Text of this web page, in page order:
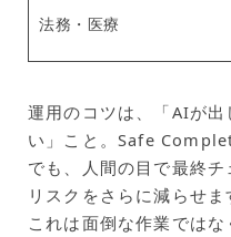
法務・医療
運用のコツは、「AIが
い」こと。Safe
でも、人間の目で最終
リスクをさらに減らせま
これは面倒な作業では